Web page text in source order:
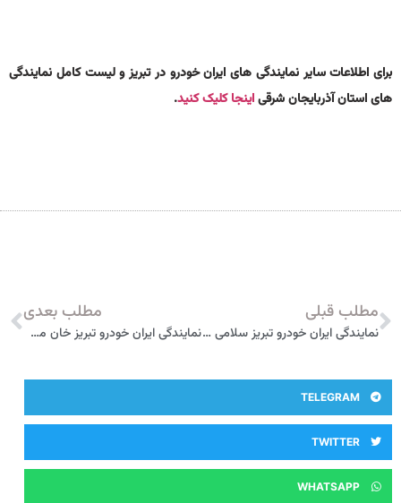
برای اطلاعات سایر نمایندگی های ایران خودرو در تبریز و لیست کامل نمایندگی
های استان آذربایجان شرقیاینجا کلیک کنید.
مطلب قبلی
نمایندگی ایران خودرو تبریز سلامی 1828
مطلب بعدی
نمایندگی ایران خودرو تبریز خان محمدی گل 1841
TELEGRAM
TWITTER
WHATSAPP